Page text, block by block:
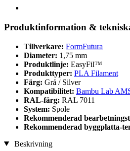
Produktinformation &
Tillverkare: FormFutura
Diameter: 1,75 mm
Produktlinje: EasyFil™
Produkttyper: PLA Filament
Färg: Grå / Silver
Kompatibilitet: Bambu Lab
RAL-färg: RAL 7011
System: Spole
Rekommenderad
Rekommenderad byggplatta-
Beskrivning